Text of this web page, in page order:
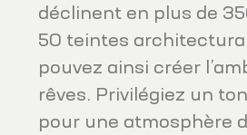
déclinent en plus de
50 teintes
pouvez ainsi créer
rêves. Privilégiez un
pour une atmosphère